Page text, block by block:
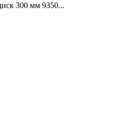
300 мм 9350...